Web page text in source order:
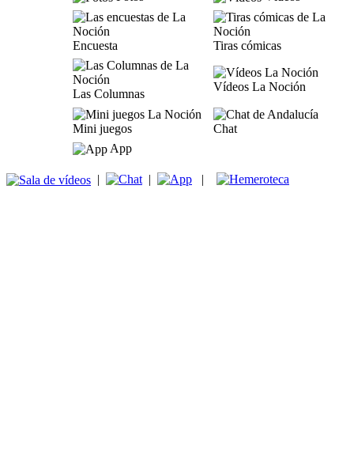
Encuesta Tiras cómicas
Las Columnas
Vídeos La Noción
Mini juegos
Chat
App
| | |